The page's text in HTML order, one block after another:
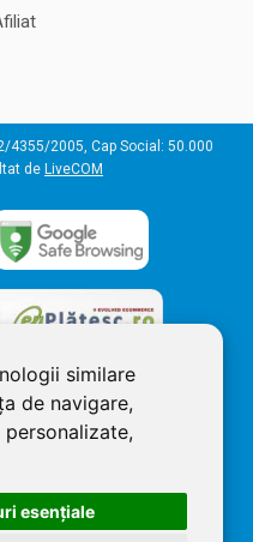
similare
de navigare,
esenţiale
4355/2005, Cap Social: 50.000
de LiveCOM